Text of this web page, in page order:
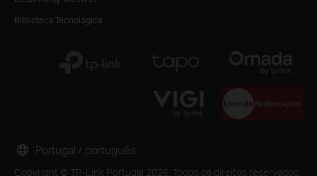
Biblioteca Tecnológica
Copyright © TP-Link Portugal 2026. Todos os direitos reservados.
Portugal / português